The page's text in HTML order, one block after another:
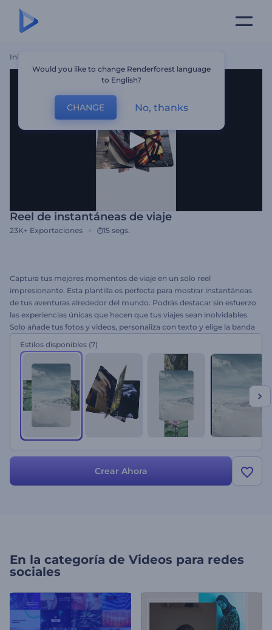
Inicio
Reel de instantáneas de viaje
23K+ Exportaciones 15 segs.
Captura tus mejores momentos de viaje en un solo reel
impresionante. Esta plantilla es perfecta para mostrar instantáneas
de tus aventuras alrededor del mundo. Podrás destacar sin esfuerzo
las experiencias únicas que hacen que tus viajes sean inolvidables.
Solo añade tus fotos y videos, personaliza con texto y elige la banda
enganchados e inspirados. ¡Créalo ahora y deja que tus recuerdos
de viaje cobren vida!
Estilos disponibles (7)
Crear Ahora
En la categoría de Videos para redes
sociales
Would you like to change Renderforest language
to English?
CHANGE No, thanks